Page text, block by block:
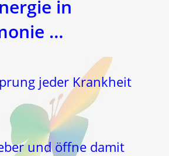
in
…
jeder Krankheit
und öffne damit